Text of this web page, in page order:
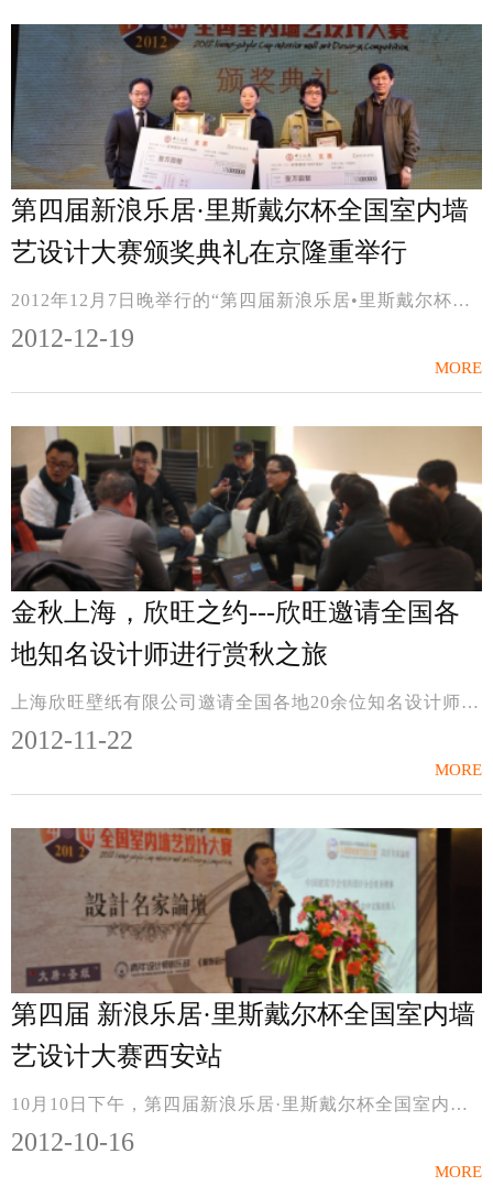
MORE
第四届新浪乐居·里斯戴尔杯全国室内墙
艺设计大赛颁奖典礼在京隆重举行
2012年12月7日晚举行的“第四届新浪乐居•里斯戴尔杯全国室内墙艺设计大赛”（以下简称“里斯戴尔墙艺大赛”）颁奖典礼在中国国际室内双年展里隆重亮相。此次颁奖盛会汇...
2012-12-19
MORE
金秋上海，欣旺之约---欣旺邀请全国各
地知名设计师进行赏秋之旅
上海欣旺壁纸有限公司邀请全国各地20余位知名设计师于2012年11月16日、17日两天齐聚一堂，参观位于上海奉贤的生产基地，并进行壁纸设计交流以及阳澄湖赏秋之旅。希望在...
2012-11-22
MORE
第四届 新浪乐居·里斯戴尔杯全国室内墙
艺设计大赛西安站
10月10日下午，第四届新浪乐居·里斯戴尔杯全国室内墙艺设计大赛西安站设计名家论坛在禹龙国际酒店举行。百余位西安知名设计师共聚一堂，共襄盛举。 除主办方中国建筑...
2012-10-16